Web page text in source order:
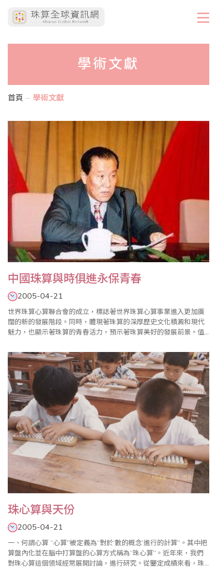
學術文獻
首頁 學術文獻
中國珠算與時俱進永保青春
2005-04-21
世界珠算心算聯合會的成立，標誌著世界珠算心算事業進入更加廣
闊的新的發展階段。同時，體現著珠算的深厚歷史文化積澱和現代
魅力，也顯示著珠算的青春活力，預示著珠算美好的發展前景。值
久，源遠流長 中國算盤，木質構造，難以永久保存，極少遺留物
證；雕版印刷算盤圖象困難，古籍中難以找到由算盤圖表示的珠算
過程。當然，也..
珠心算與天份
2005-04-21
一、何謂心算 “心算”被定義為“對於‘數的概念’進行的計算”。其中把
算盤內化並在腦中打算盤的心算方式稱為“珠心算”。近年來，我們
對珠心算這個領域經常展開討論，進行研究。從鑒定成績來看，珠